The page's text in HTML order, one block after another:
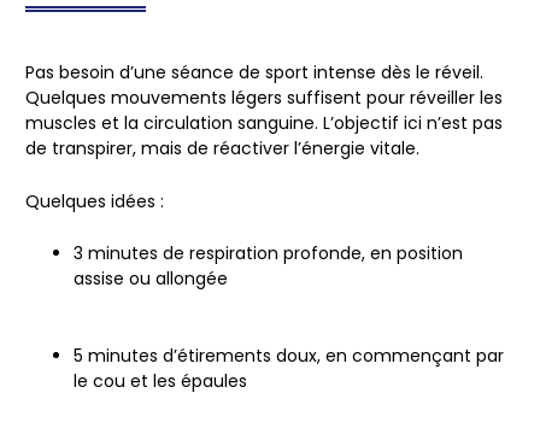
Pas besoin d’une séance de sport intense dès le réveil.
Quelques mouvements légers suffisent pour réveiller les
muscles et la circulation sanguine. L’objectif ici n’est pas
de transpirer, mais de réactiver l’énergie vitale.
Quelques idées :
3 minutes de respiration profonde, en position
assise ou allongée
5 minutes d’étirements doux, en commençant par
le cou et les épaules